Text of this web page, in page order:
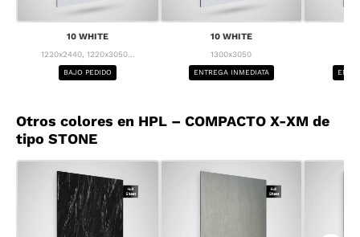
10 WHITE
1220x2440, 1220x3050...
BAJO PEDIDO
10 WHITE
1300x3050
ENTREGA INMEDIATA
Otros colores en HPL – COMPACTO X-XM de
tipo STONE